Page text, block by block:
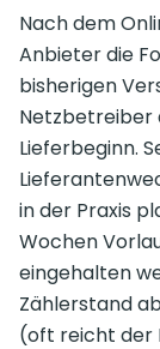
Nach dem
Anbieter die
bisherigen
Netzbetreiber
Lieferbeginn.
in der Praxis
Wochen
eingehalten
Zählerstand
(oft reicht der